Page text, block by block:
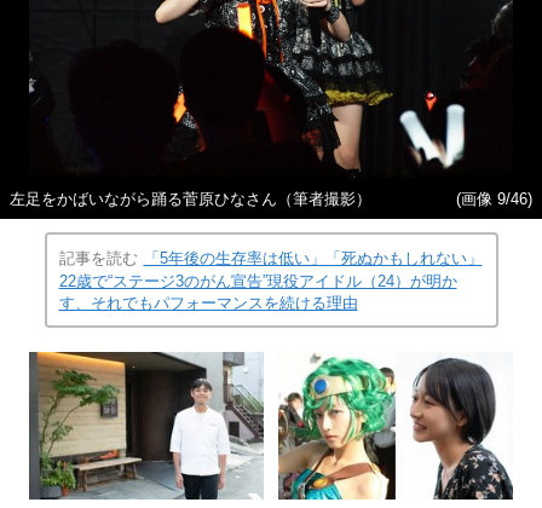
左足をかばいながら踊る菅原ひなさん（筆者撮影） (画像 9/46)
記事を読む
「5年後の生存率は低い」「死ぬかもしれない」
22歳で“ステージ3のがん宣告”現役アイドル（24）が明か
す、それでもパフォーマンスを続ける理由